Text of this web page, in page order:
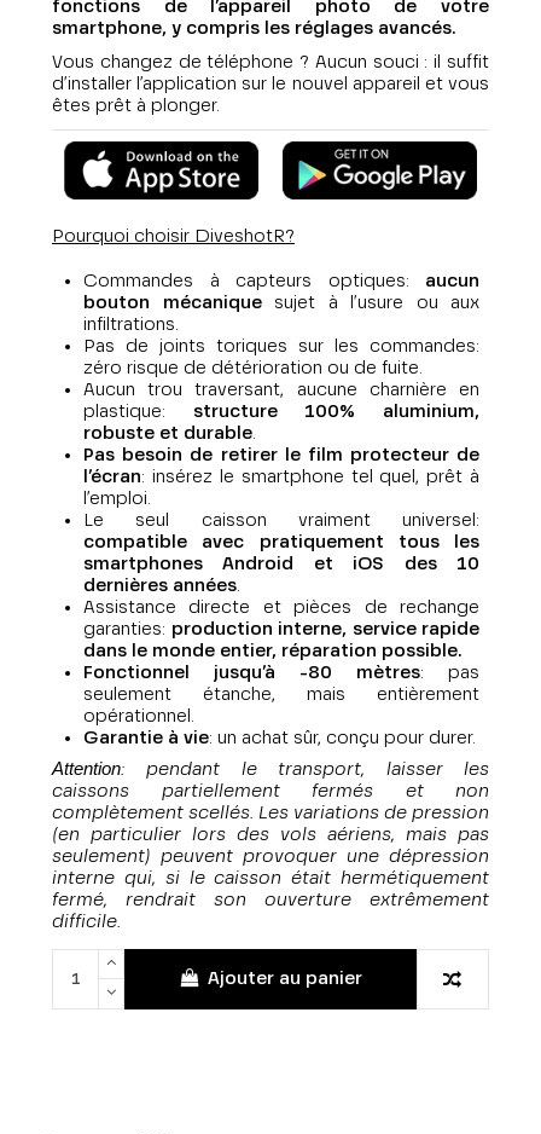
fonctions de l’appareil photo de votre
smartphone, y compris les réglages avancés.
Vous changez de téléphone ? Aucun souci : il suffit
d’installer l’application sur le nouvel appareil et vous
êtes prêt à plonger.
Pourquoi choisir DiveshotR?
Commandes à capteurs optiques: aucun
bouton mécaniquesujet à l’usure ou aux
infiltrations.
Pas de joints toriques sur les commandes:
zéro risque de détérioration ou de fuite.
Aucun trou traversant, aucune charnière en
plastique: structure 100% aluminium,
robuste et durable
Pas besoin de retirer le film protecteur de
l’écran: insérez le smartphone tel quel, prêt à
l’emploi.
Le seul caisson vraiment universel:
compatible avec pratiquement tous les
smartphones Android et iOS des 10
dernières années
Assistance directe et pièces de rechange
garanties: production interne, service rapide
dans le monde entier, réparation possible.
Fonctionnel jusqu’à -80 mètres: pas
seulement étanche, mais entièrement
opérationnel.
Garantie à vie: un achat sûr, conçu pour durer.
Attention: pendant le transport, laisser les
caissons partiellement fermés et non
complètement scellés. Les variations de pression
(en particulier lors des vols aériens, mais pas
seulement) peuvent provoquer une dépression
interne qui, si le caisson était hermétiquement
fermé, rendrait son ouverture extrêmement
difficile.
Ajouter au panier